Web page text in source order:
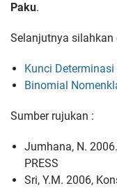
Paku.
Selanjutnya silahkan
Kunci
Binomial
Sumber rujukan :
Jumhana, N.
PRESS
Sri, Y.M. 2006,